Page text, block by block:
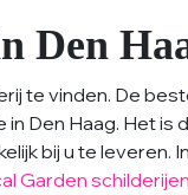
Den
te vinden. De
Den Haag. Het
bij u te leveren.
Garden schilderijen